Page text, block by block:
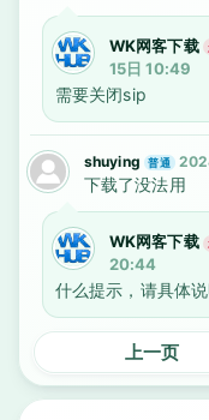
WK网客下载
15日 10:49
需要关闭sip
shuying 普通
下载了没法用
WK网客下载
20:44
什么提示，请具体说
上一页